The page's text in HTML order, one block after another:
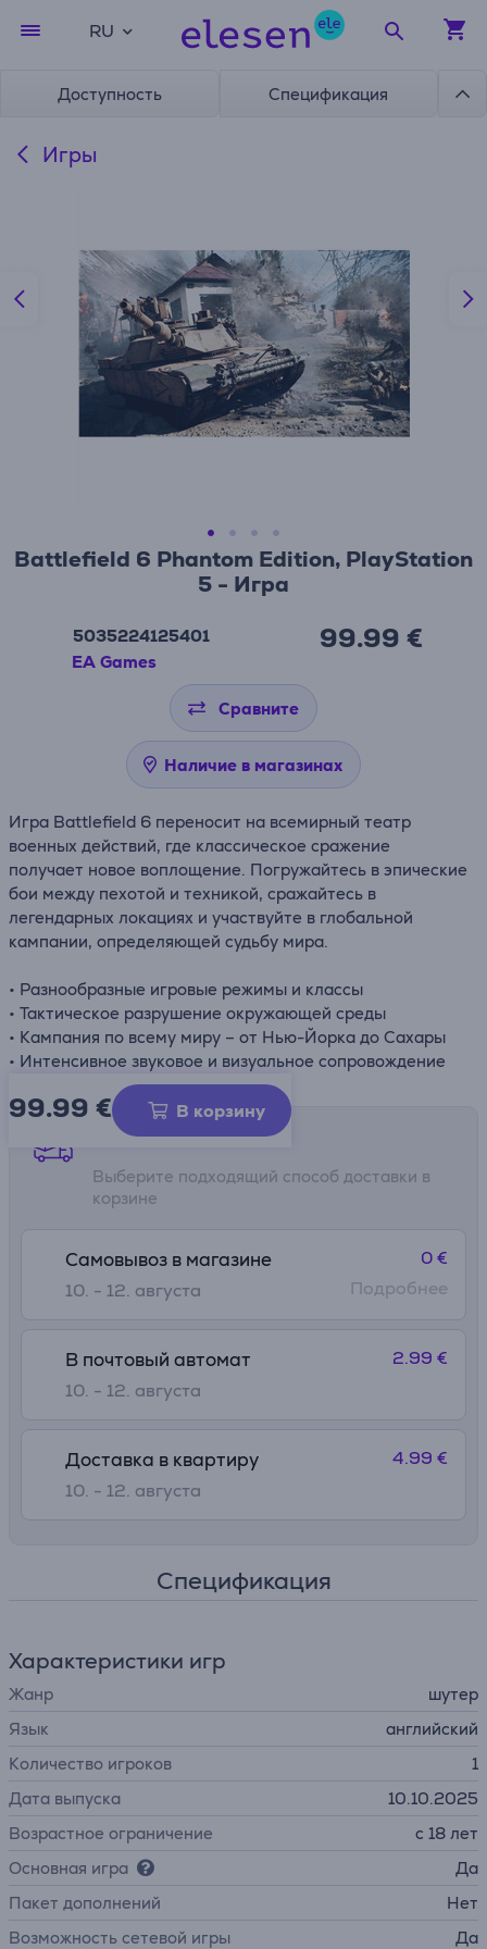
RU
Доступность Спецификация
Игры
Battlefield 6 Phantom Edition, PlayStation
5 - Игра
5035224125401
EA Games
99.99 €
Сравните
Наличие в магазинах
Игра Battlefield 6 переносит на всемирный театр
военных действий, где классическое сражение
получает новое воплощение. Погружайтесь в эпические
бои между пехотой и техникой, сражайтесь в
легендарных локациях и участвуйте в глобальной
кампании, определяющей судьбу мира.
• Разнообразные игровые режимы и классы
• Тактическое разрушение окружающей среды
• Кампания по всему миру – от Нью-Йорка до Сахары
• Интенсивное звуковое и визуальное сопровождение
99.99 € В корзину
Способы доставки
Выберите подходящий способ доставки в
корзине
Самовывоз в магазине
10. - 12. августа
0 €
Подробнее
В почтовый автомат
10. - 12. августа
2.99 €
Доставка в квартиру
10. - 12. августа
4.99 €
Спецификация
Характеристики игр
Жанр
шутер
Язык
английский
Количество игроков
1
Дата выпуска
10.10.2025
Возрастное ограничение
c 18 лет
Основная игра
Да
Пакет дополнений
Нет
Возможность сетевой игры
Да